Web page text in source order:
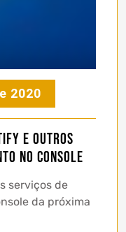
2020
e outros
no console
serviços de
da próxima